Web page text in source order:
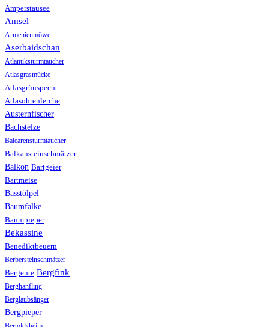
Amperstausee
Amsel
Armenienmöwe
Aserbaidschan
Atlantiksturmtaucher
Atlasgrasmücke
Atlasgrünspecht
Atlasohrenlerche
Austernfischer
Bachstelze
Balearensturmtaucher
Balkansteinschmätzer
Balkon Bartgeier
Bartmeise
Basstölpel
Baumfalke
Baumpieper
Bekassine
Benediktbeuern
Berbersteinschmätzer
Bergente Bergfink
Berghänfling
Berglaubsänger
Bergpieper